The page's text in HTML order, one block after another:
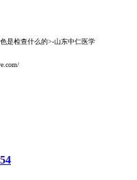
是检查什么的>-山东中仁医学